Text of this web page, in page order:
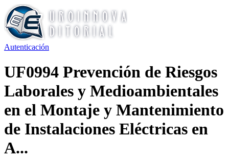
Autenticación
UF0994 Prevención de Riesgos
Laborales y Medioambientales
en el Montaje y Mantenimiento
de Instalaciones Eléctricas en
A...